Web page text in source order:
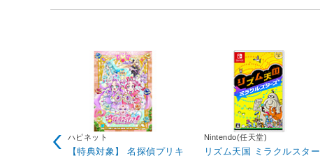
ハピネット
【特典対象】 名探偵プリキ
Nintendo(任天堂)
リズム天国 ミラクルスター